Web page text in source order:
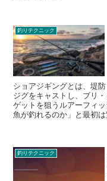
釣りテクニック
ショアジギングとは、堤
ジグをキャストし、ブリ
ゲットを狙うルアーフィ
魚が釣れるのか」と最初
釣りテクニック